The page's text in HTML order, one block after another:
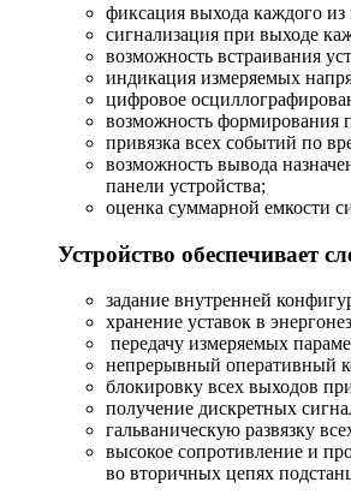
фиксация выхода каждого
сигнализация при выходе
возможность встраивания
индикация измеряемых
цифровое
возможность формирования
привязка всех событий по
возможность вывода
панели устройства;
оценка суммарной емкости
Устройство обеспечивает
задание внутренней
хранение уставок в
передачу измеряемых
непрерывный оперативный
блокировку всех выходов
получение дискретных
гальваническую развязку
высокое сопротивление и
во вторичных цепях